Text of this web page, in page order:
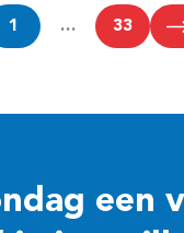
1 … 33
een